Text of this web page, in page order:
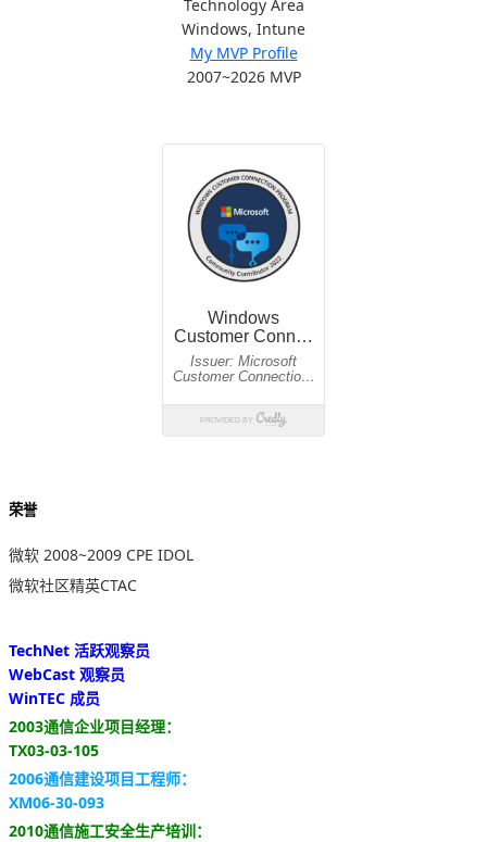
Technology Area
Windows, Intune
My MVP Profile
2007~2026 MVP
荣誉
微软 2008~2009 CPE IDOL
微软社区精英CTAC
TechNet 活跃观察员
WebCast 观察员
WinTEC 成员
2003通信企业项目经理：
TX03-03-105
2006通信建设项目工程师：
XM06-30-093
2010通信施工安全生产培训：